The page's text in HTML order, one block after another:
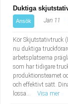
Duktiga
Ansök Jan 11
Kör Skjutstativtruck
nu duktiga
arbetsplatserna
som har tidigare
produktionsteamet
och effektivt sätt.
lossa...
Visa mer